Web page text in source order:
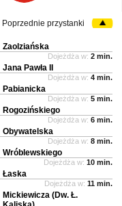
Poprzednie przystanki
Zaolziańska
Dojeżdża w: 2 min.
Jana Pawła II
Dojeżdża w: 4 min.
Pabianicka
Dojeżdża w: 5 min.
Rogozińskiego
Dojeżdża w: 6 min.
Obywatelska
Dojeżdża w: 8 min.
Wróblewskiego
Dojeżdża w: 10 min.
Łaska
Dojeżdża w: 11 min.
Mickiewicza (Dw. Ł.